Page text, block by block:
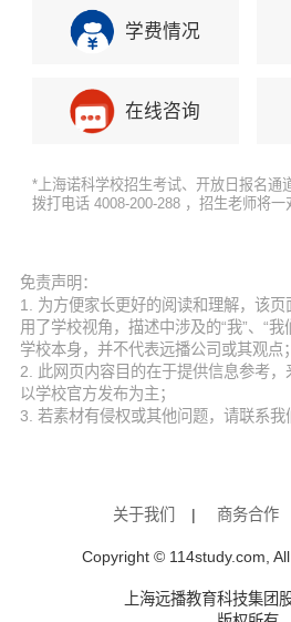
学费情况
在线咨询
*上海诺科学校招生考试、开放日报名通
拨打电话 4008-200-288 ，招生老师将一
免责声明：
1. 为方便家长更好的阅读和理解，该
用了学校视角，描述中涉及的“我”、“我
学校本身，并不代表远播公司或其观点；
2. 此网页内容目的在于提供信息参考
以学校官方发布为主；
3. 若素材有侵权或其他问题，请联系我
关于我们 | 商务合作
Copyright © 114study.com,
上海远播教育科技集团